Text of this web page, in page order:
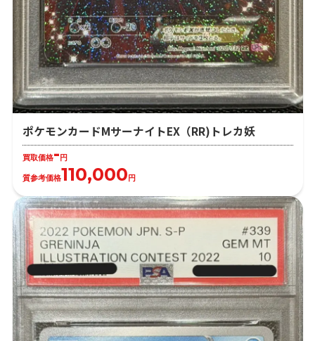
ポケモンカードMサーナイトEX（RR)トレカ妖
買取価格-円
質参考価格110,000円